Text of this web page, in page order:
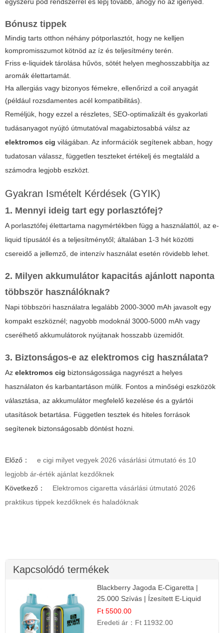
Bónusz tippek
Mindig tarts otthon néhány pótporlasztót, hogy ne kelljen
kompromisszumot kötnöd az íz és teljesítmény terén.
Friss e-liquidek tárolása hűvös, sötét helyen meghosszabbítja az
aromák élettartamát.
Ha allergiás vagy bizonyos fémekre, ellenőrizd a coil anyagát
(például rozsdamentes acél kompatibilitás).
Reméljük, hogy ezzel a részletes, SEO-optimalizált és gyakorlati
tudásanyagot nyújtó útmutatóval magabiztosabbá válsz az
elektromos cig világában. Az információk segítenek abban, hogy
tudatosan válassz, független teszteket értékelj és megtaláld a
számodra legjobb eszközt.
Gyakran Ismételt Kérdések (GYIK)
1. Mennyi ideig tart egy porlasztófej?
A porlasztófej élettartama nagymértékben függ a használattól, az e-
liquid típusától és a teljesítménytől; általában 1-3 hét közötti
csereidő a jellemző, de intenzív használat esetén rövidebb lehet.
2. Milyen akkumulátor kapacitás ajánlott naponta
többször használóknak?
Napi többszöri használatra legalább 2000-3000 mAh javasolt egy
kompakt eszköznél; nagyobb modoknál 3000-5000 mAh vagy
cserélhető akkumulátorok nyújtanak hosszabb üzemidőt.
3. Biztonságos-e az elektromos cig használata?
Az elektromos cig biztonságossága nagyrészt a helyes
használaton és karbantartáson múlik. Fontos a minőségi eszközök
választása, az akkumulátor megfelelő kezelése és a gyártói
utasítások betartása. Független tesztek és hiteles források
segítenek biztonságosabb döntést hozni.
Előző：
e cigi milyet vegyek 2026 vásárlási útmutató és 10
legjobb ár-érték ajánlat kezdőknek
Következő：
Elektromos cigaretta vásárlási útmutató 2026
praktikus tippek kezdőknek és haladóknak
Kapcsolódó termékek
Blackberry Jagoda E-Cigaretta |
25.000 Szívás | Ízesített E-Liquid
Ft 5500.00
Eredeti ár： Ft 11932.00